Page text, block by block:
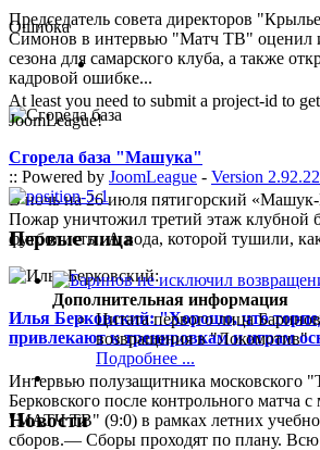
Председатель совета директоров
Симонов в интервью "Матч ТВ" оценил
сезона для самарского клуба, а также
кадровой ошибке...
Сгорела база "Машука"
В ночь на 26 июля пятигорский
Пожар уничтожил третий этаж клубной
футболисты. А вода, которой тушили,
Илья Берковский: "Хорошо, что
привлекают к тренировкам и играм
Интервью полузащитника московского
Берковского после контрольного матча
"МАТЧ ТВ" (9:0) в рамках летних
сборов.— Сборы проходят по плану. Всю
Ошибка
At least you need to submit a project-id to
JoomLeague!
:: Powered by JoomLeague - Version
Первые лица
Дополнительная информация
Цитата первого лица
возвращения в "Локомотив"
Подробнее ...
Новости